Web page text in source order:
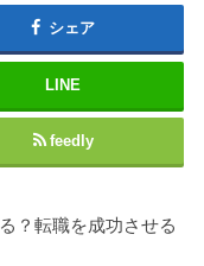
シェア
LINE
feedly
？転職を成功させる